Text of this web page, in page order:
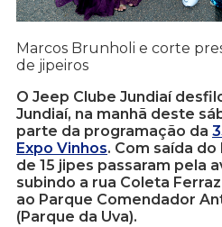
Marcos Brunholi e corte
de jipeiros
O Jeep Clube Jundiaí
Jundiaí, na manhã deste
parte da programação da
Expo Vinhos. Com saída
de 15 jipes passaram pela
subindo a rua Coleta
ao Parque Comendador
(Parque da Uva).